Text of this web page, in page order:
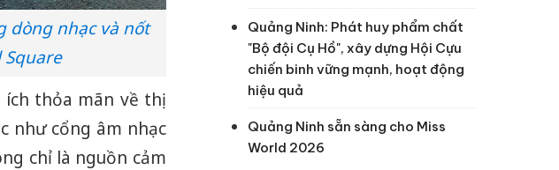
dòng nhạc và nốt
thỏa mãn về thị
như cổng âm nhạc
chỉ là nguồn cảm
Quảng Ninh: Phát huy phẩm chất
"Bộ đội Cụ Hồ", xây dựng Hội Cựu
chiến binh vững mạnh, hoạt động
hiệu quả
Quảng Ninh sẵn sàng cho Miss
World 2026